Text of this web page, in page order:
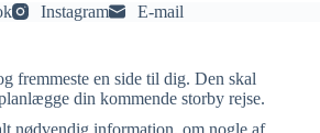
Instagram
E-mail
fremmeste en side til dig. Den skal
din kommende storby rejse.
nødvendig information, om nogle af